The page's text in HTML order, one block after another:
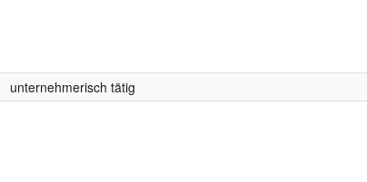
unternehmerisch tätig